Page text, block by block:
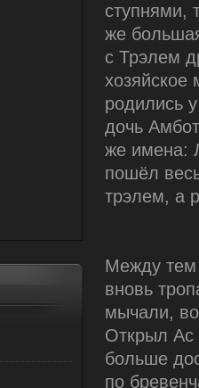
ступнями,
же
с Трэлем
хозяйское
родились
дочь
же имена:
пошёл
трэлем, а
Между
вновь
мычали,
Открыл Ас
больше
по